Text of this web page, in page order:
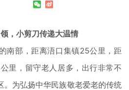
，小剪刀传递大温情
部，距离浯口集镇25公里，距
里，留守老人居多，出行非常不
。为弘扬中华民族敬老爱老的传统